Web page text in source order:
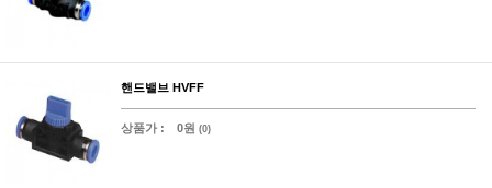
핸드밸브 HVFF
상품가 : 0원 (0)